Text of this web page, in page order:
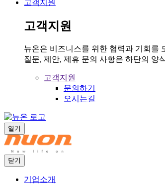
고객지원
고객지원
뉴온은 비즈니스를 위한 협력과 기회를
질문, 제안, 제휴 문의 사항은 하단의 양
고객지원
문의하기
오시는길
열기
닫기
기업소개